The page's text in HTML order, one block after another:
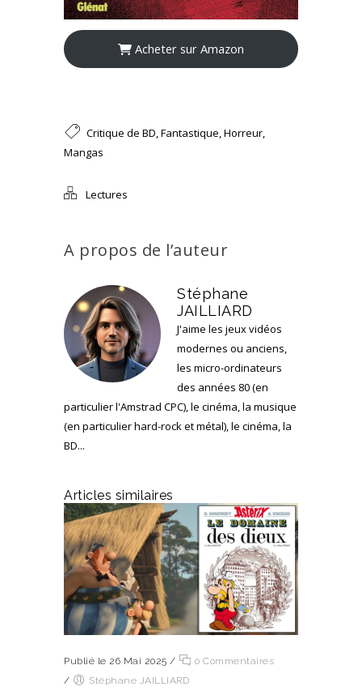
Acheter sur Amazon
Critique de BD,Fantastique,Horreur,
Mangas
Lectures
A propos de l’auteur
Stéphane
JAILLIARD
J'aime les jeux vidéos
modernes ou anciens,
les micro-ordinateurs
des années 80 (en
particulier l'Amstrad CPC), le cinéma, la musique
(en particulier hard-rock et métal), le cinéma, la
BD...
Articles similaires
Publié le 26 Mai 2025 /
0 Commentaires
/
Stéphane JAILLIARD